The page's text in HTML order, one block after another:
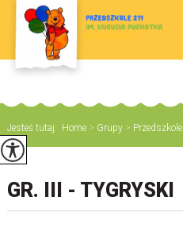
Jesteś tutaj: Home > Grupy > Przedszkole
GR. III - TYGRYSKI